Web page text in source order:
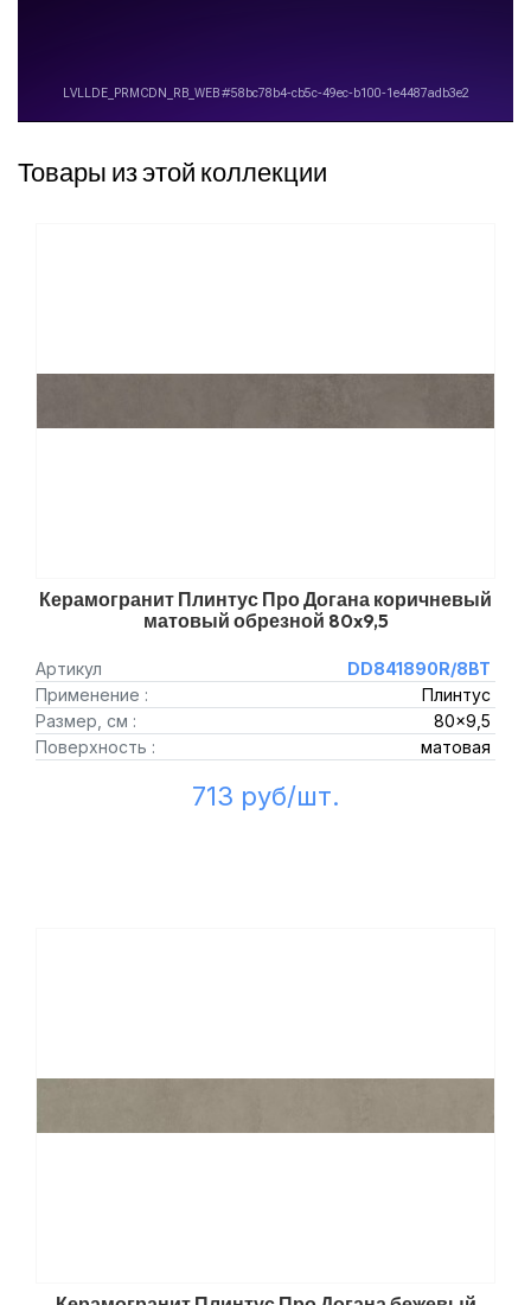
Товары из этой коллекции
Керамогранит Плинтус Про Догана коричневый
матовый обрезной 80x9,5
Артикул
DD841890R/8BT
Применение :
Плинтус
Размер, см :
80x9,5
Поверхность :
матовая
713 руб/шт.